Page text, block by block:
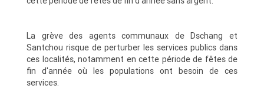
La grève des agents communaux de Dschang et
Santchou risque de perturber les services publics dans
ces localités, notamment en cette période de fêtes de
fin d'année où les populations ont besoin de ces
services.